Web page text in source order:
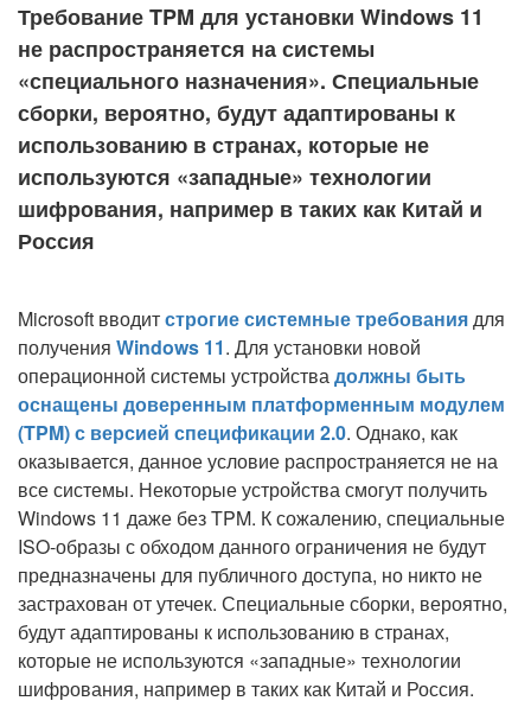
Требование TPM для установки Windows 11
не распространяется на системы
«специального назначения». Специальные
сборки, вероятно, будут адаптированы к
использованию в странах, которые не
используются «западные» технологии
шифрования, например в таких как Китай и
Россия
Microsoft вводитстрогие системные требованиядля
получения Windows 11. Для установки новой
операционной системы устройствадолжны быть
оснащены доверенным платформенным модулем
(TPM) с версией спецификации 2.0. Однако, как
оказывается, данное условие распространяется не на
все системы. Некоторые устройства смогут получить
Windows 11 даже без TPM. К сожалению, специальные
ISO-образы с обходом данного ограничения не будут
предназначены для публичного доступа, но никто не
застрахован от утечек. Специальные сборки, вероятно,
будут адаптированы к использованию в странах,
которые не используются «западные» технологии
шифрования, например в таких как Китай и Россия.